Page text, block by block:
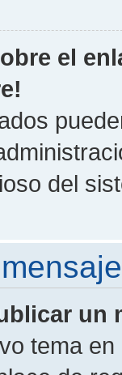
el
del
un
tema